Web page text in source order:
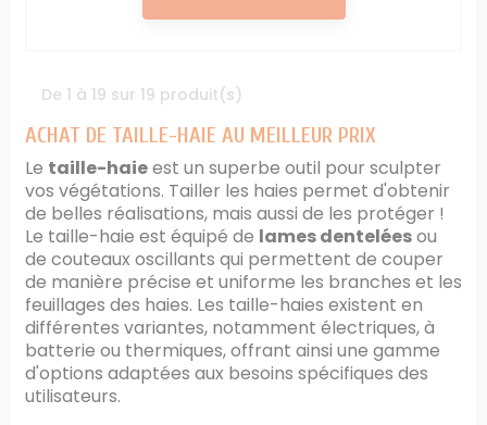
ACHAT DE TAILLE-HAIE AU MEILLEUR PRIX
Le taille-haieest un superbe outil pour sculpter
vos végétations. Tailler les haies permet d'obtenir
de belles réalisations, mais aussi de les protéger !
Le taille-haie est équipé de lames denteléesou
de couteaux oscillants qui permettent de couper
de manière précise et uniforme les branches et les
feuillages des haies. Les taille-haies existent en
différentes variantes, notamment électriques, à
batterie ou thermiques, offrant ainsi une gamme
d'options adaptées aux besoins spécifiques des
utilisateurs.
De 1 à 19 sur 19 produit(s)